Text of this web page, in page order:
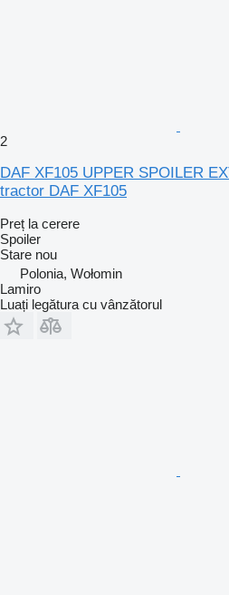
2
DAF XF105 UPPER SPOILER
tractor DAF XF105
Preț la cerere
Spoiler
Stare nou
Polonia, Wołomin
Lamiro
Luați legătura cu vânzătorul